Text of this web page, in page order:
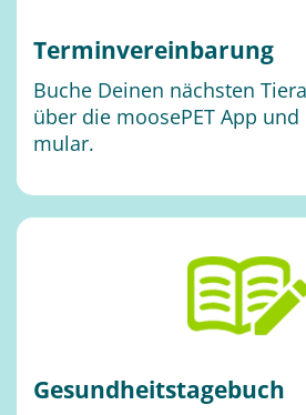
Ter­min­ver­ein­ba­rung
Bu­che Dei­nen nächs­ten
über die moo­se­PET App
mu­lar.
Ge­sund­heits­ta­ge­buch